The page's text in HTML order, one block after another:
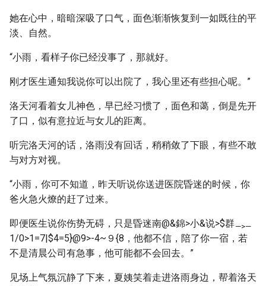
她在心中，暗暗深吸了口气，面色渐渐恢复到一如既往的平
淡、自然。
“小雨，看样子你已经没事了，那就好。
刚才医生通知我说你可以出院了，我心里还有些担心呢。”
洛天河看着女儿神色，早已经习惯了，面色和蔼，倒是先开
了口，似有意拉近与女儿的距离。
听完洛天河的话，洛雨没有回话，稍稍敛了下眼，有些不敢
与对方对视。
“小雨，你可不知道，昨天听说你送进医院昏迷的时候，你
爸火急火燎的赶了过来。
即便医生说你伤势无碍，只是昏迷南@&錦>小&说>$群—>—
1/0>1=7|$4=5}@9>-4~９{8，他都不信，陪了你一宿，若
不是清晨公司有急事，他可能都不会回去。”
见场上气氛沉静了下来，夏姨笑着走进洛雨身边，帮着洛天